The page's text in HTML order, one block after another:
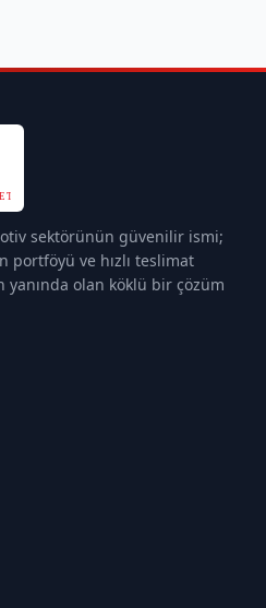
sektörünün güvenilir ismi;
portföyü ve hızlı teslimat
olan köklü bir çözüm